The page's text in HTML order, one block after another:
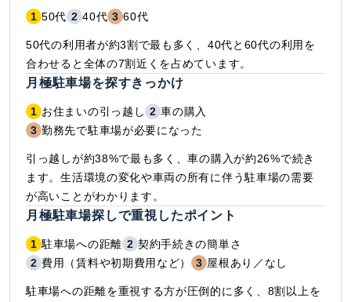
1 50代 2 40代 3 60代
50代の利用者が約3割で最も多く、40代と60代の利用を
合わせると全体の7割近くを占めています。
月極駐車場を探すきっかけ
1 お住まいの引っ越し 2 車の購入
3 勤務先で駐車場が必要になった
引っ越しが約38%で最も多く、車の購入が約26%で続き
ます。生活環境の変化や車両の所有に伴う駐車場の需要
が高いことがわかります。
月極駐車場探しで重視したポイント
1 駐車場への距離 2 契約手続きの簡単さ
2 費用（賃料や初期費用など） 3 屋根あり／なし
駐車場への距離を重視する方が圧倒的に多く、8割以上を